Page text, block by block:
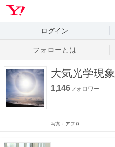
ログイン
フォローとは
大気光学現象
1,146フォロワー
写真：アフロ